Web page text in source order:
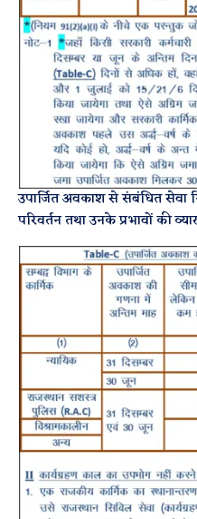
उपार्जित अवकाश से संबंधित
परिवर्तन तथा उनके प्रभावों की